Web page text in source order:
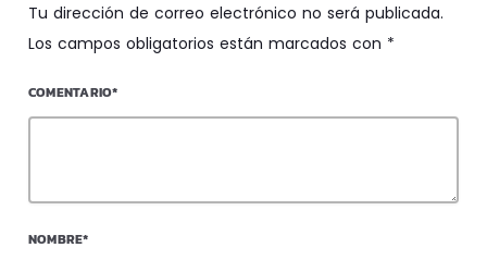
Tu dirección de correo electrónico no será publicada.
Los campos obligatorios están marcados con *
COMENTARIO*
NOMBRE*